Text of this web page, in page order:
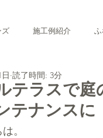
施工例紹介
ワークショップ 庭の
つくりたい
テラスで
テナンス
読了時間: 3分
。